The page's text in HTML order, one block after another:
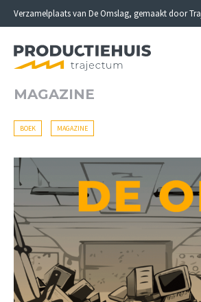
Skip
to
Verzamelplaats van De Omslag, gemaakt door
MAGAZINE
BOEK MAGAZINE